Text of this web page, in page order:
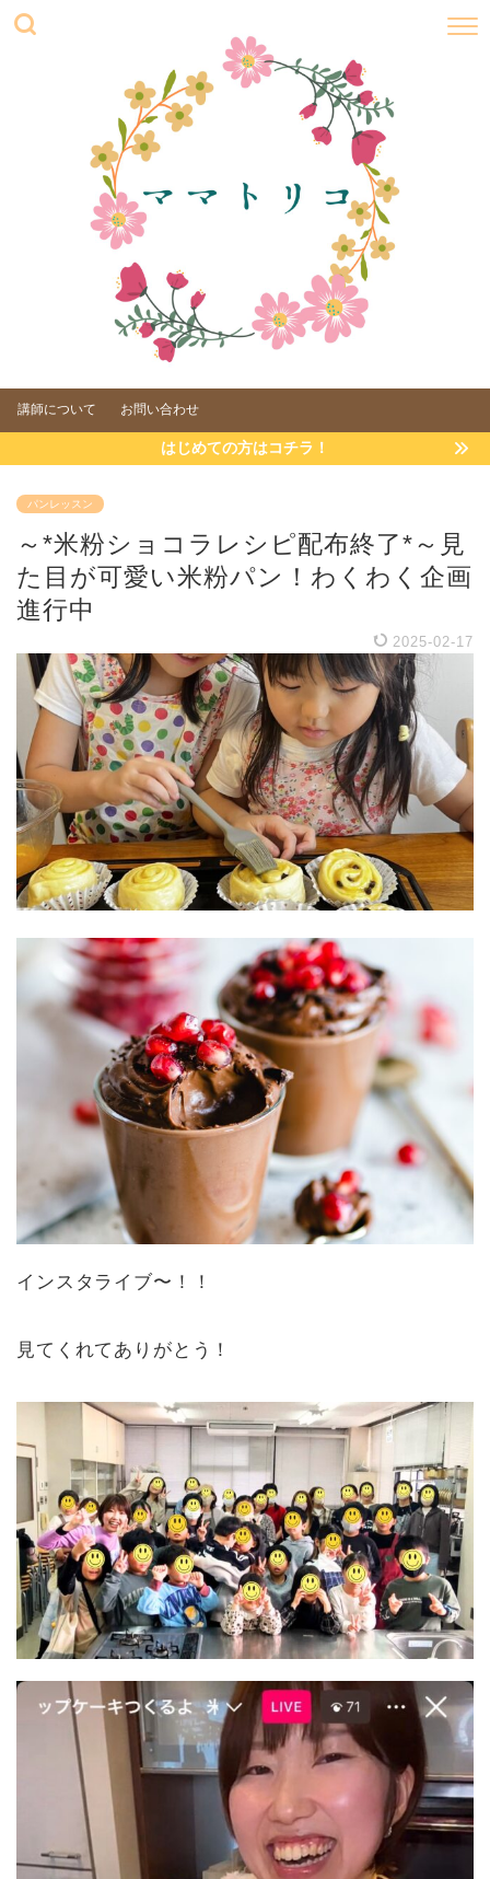
講師について お問い合わせ
はじめての方はコチラ！
パンレッスン
～*米粉ショコラレシピ配布終了*～見
た目が可愛い米粉パン！わくわく企画
進行中
2025-02-17
インスタライブ〜！！
見てくれてありがとう！